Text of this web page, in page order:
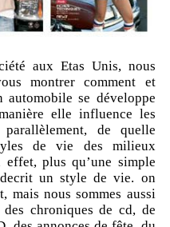
aux Etas Unis, nous
montrer comment et
automobile se développe
elle influence les
parallèlement, de quelle
de vie des milieux
effet, plus qu’une simple
un style de vie. on
mais nous sommes aussi
chroniques de cd, de